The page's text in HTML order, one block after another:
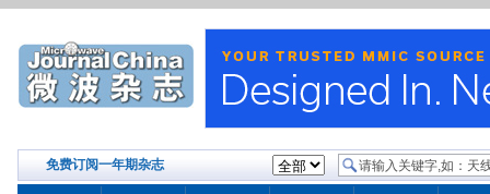
免费订阅一年期杂志